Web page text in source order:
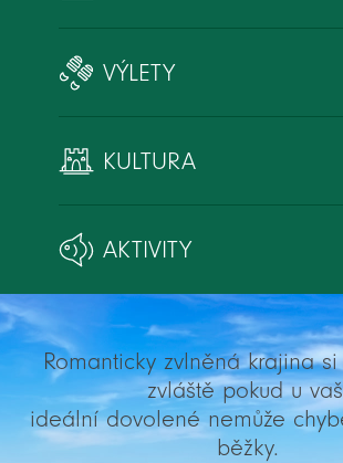
VÝLETY
KULTURA
AKTIVITY
Romanticky zvlněná krajina
zvláště pokud u
ideální dovolené nemůže
běžky.